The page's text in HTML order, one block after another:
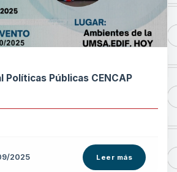
Políticas Públicas CENCAP
2025 Leer más